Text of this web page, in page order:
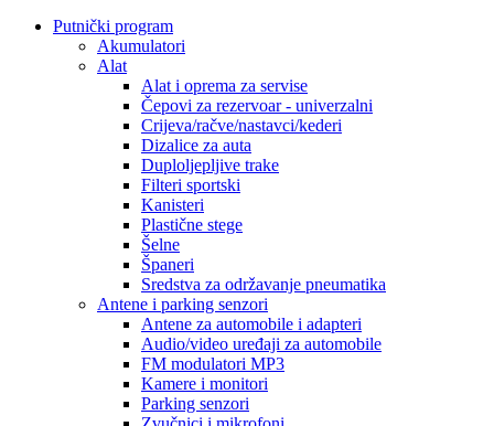
Putnički program
Akumulatori
Alat
Alat i oprema za servise
Čepovi za rezervoar - univerzalni
Crijeva/račve/nastavci/kederi
Dizalice za auta
Duploljepljive trake
Filteri sportski
Kanisteri
Plastične stege
Šelne
Španeri
Sredstva za održavanje pneumatika
Antene i parking senzori
Antene za automobile i adapteri
Audio/video uređaji za automobile
FM modulatori MP3
Kamere i monitori
Parking senzori